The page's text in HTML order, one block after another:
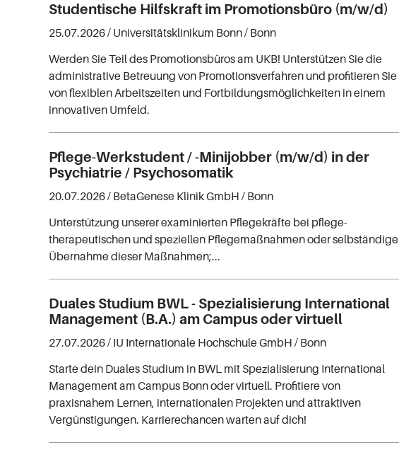
Studentische Hilfskraft im Promotionsbüro (m/w/d)
25.07.2026 / Universitätsklinikum Bonn/ Bonn
Werden Sie Teil des Promotionsbüros am UKB! Unterstützen Sie die
administrative Betreuung von Promotionsverfahren und profitieren Sie
von flexiblen Arbeitszeiten und Fortbildungsmöglichkeiten in einem
innovativen Umfeld.
Pflege-Werkstudent / -Minijobber (m/w/d) in der
Psychiatrie / Psychosomatik
20.07.2026 / BetaGenese Klinik GmbH / Bonn
Unterstützung unserer examinierten Pflegekräfte bei pflege-
therapeutischen und speziellen Pflegemaßnahmen oder selbständige
Übernahme dieser Maßnahmen;...
Duales Studium BWL - Spezialisierung International
Management (B.A.) am Campus oder virtuell
27.07.2026 / IU Internationale Hochschule GmbH / Bonn
Starte dein Duales Studium in BWL mit Spezialisierung International
Management am Campus Bonn oder virtuell. Profitiere von
praxisnahem Lernen, internationalen Projekten und attraktiven
Vergünstigungen. Karrierechancen warten auf dich!